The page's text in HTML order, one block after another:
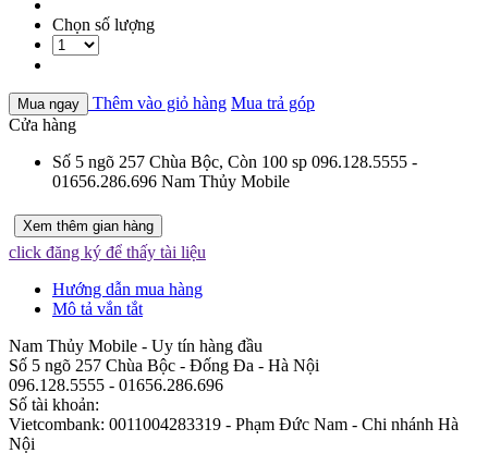
Chọn số lượng
Mua ngay Thêm vào giỏ hàng Mua trả góp
Cửa hàng
Số 5 ngõ 257 Chùa Bộc, Còn 100 sp 096.128.5555 -
01656.286.696 Nam Thủy Mobile
Xem thêm gian hàng
click đăng ký để thấy tài liệu
Hướng dẫn mua hàng
Mô tả vắn tắt
Nam Thủy Mobile - Uy tín hàng đầu
Số 5 ngõ 257 Chùa Bộc - Đống Đa - Hà Nội
096.128.5555 - 01656.286.696
Số tài khoản:
Vietcombank: 0011004283319 - Phạm Đức Nam - Chi nhánh Hà
Nội